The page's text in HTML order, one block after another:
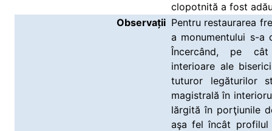
clopotnită a fost
Observații Pentru restaurarea
a monumentului s-a
Încercând, pe cât
interioare ale
tuturor legăturilor
magistrală în
lărgită în porţiunile
aşa fel încât